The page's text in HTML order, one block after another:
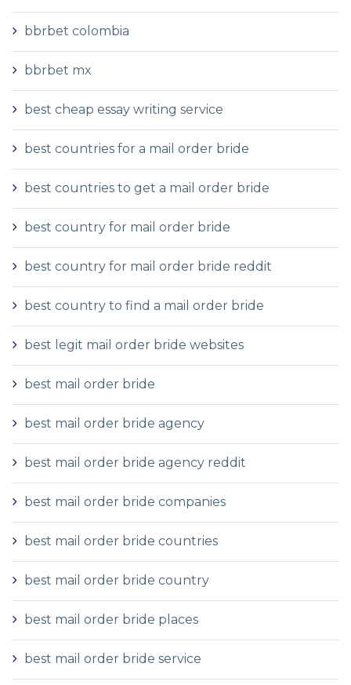
bbrbet colombia
bbrbet mx
best cheap essay writing service
best countries for a mail order bride
best countries to get a mail order bride
best country for mail order bride
best country for mail order bride reddit
best country to find a mail order bride
best legit mail order bride websites
best mail order bride
best mail order bride agency
best mail order bride agency reddit
best mail order bride companies
best mail order bride countries
best mail order bride country
best mail order bride places
best mail order bride service